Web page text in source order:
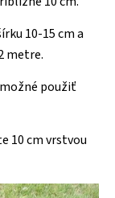
10-15 cm a
metre.
použiť
10 cm vrstvou